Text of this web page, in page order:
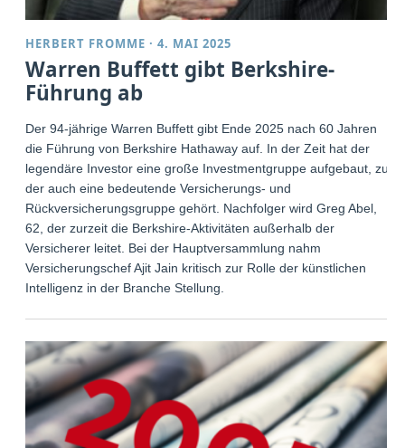
HERBERT FROMME ·4. MAI 2025
Warren Buffett gibt Berkshire-
Führung ab
Der 94-jährige Warren Buffett gibt Ende 2025 nach 60 Jahren
die Führung von Berkshire Hathaway auf. In der Zeit hat der
legendäre Investor eine große Investmentgruppe aufgebaut, zu
der auch eine bedeutende Versicherungs- und
Rückversicherungsgruppe gehört. Nachfolger wird Greg Abel,
62, der zurzeit die Berkshire-Aktivitäten außerhalb der
Versicherer leitet. Bei der Hauptversammlung nahm
Versicherungschef Ajit Jain kritisch zur Rolle der künstlichen
Intelligenz in der Branche Stellung.